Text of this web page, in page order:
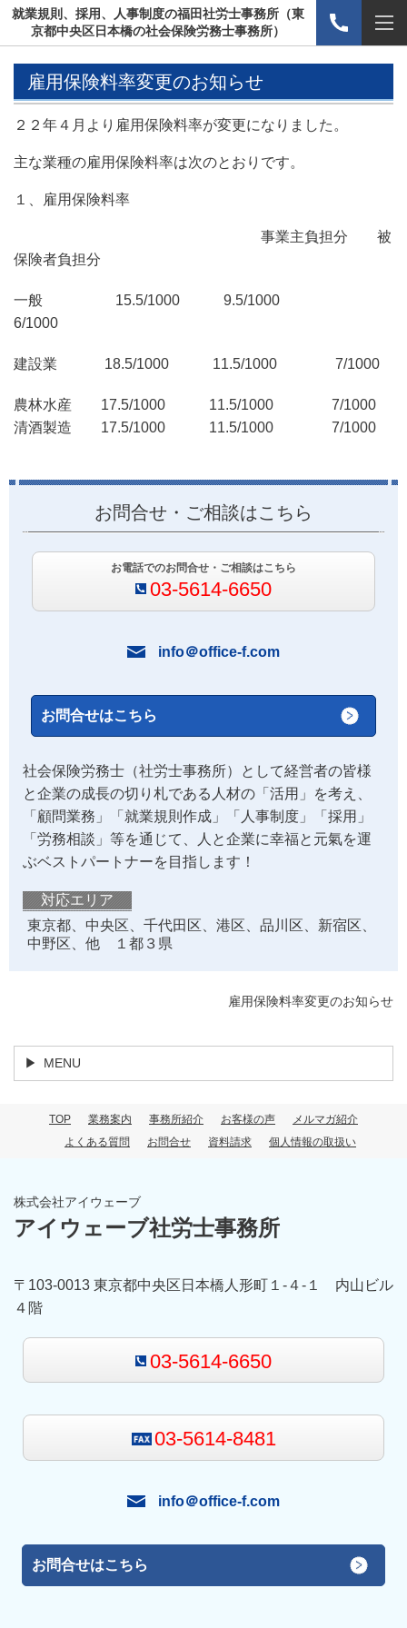
就業規則、採用、人事制度の福田社労士事務所（東
京都中央区日本橋の社会保険労務士事務所）
雇用保険料率変更のお知らせ
２２年４月より雇用保険料率が変更になりました。
主な業種の雇用保険料率は次のとおりです。
１、雇用保険料率
事業主負担分 被
保険者負担分
一般 15.5/1000 9.5/1000
6/1000
建設業 18.5/1000 11.5/1000 7/1000
農林水産 17.5/1000 11.5/1000 7/1000
清酒製造 17.5/1000 11.5/1000 7/1000
お問合せ・ご相談はこちら
お電話でのお問合せ・ご相談はこちら
03-5614-6650
info＠office-f.com
お問合せはこちら
社会保険労務士（社労士事務所）として経営者の皆様
と企業の成長の切り札である人材の「活用」を考え、
「顧問業務」「就業規則作成」「人事制度」「採用」
「労務相談」等を通じて、人と企業に幸福と元氣を運
ぶベストパートナーを目指します！
対応エリア
東京都、中央区、千代田区、港区、品川区、新宿区、
中野区、他 １都３県
雇用保険料率変更のお知らせ
MENU
TOP 業務案内 事務所紹介 お客様の声
メルマガ紹介
よくある質問
お問合せ 資料請求 個人情報の取扱い
株式会社アイウェーブ
アイウェーブ社労士事務所
〒103-0013 東京都中央区日本橋人形町１-４-１ 内山ビル
４階
03-5614-6650
03-5614-8481
info＠office-f.com
お問合せはこちら